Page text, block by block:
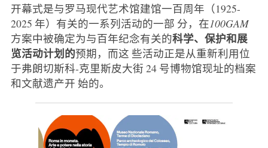
开幕式是与罗马现代艺术馆建馆一百周年（1925-
2025 年）有关的一系列活动的一部 分，在100GAM
方案中被确定为与百年纪念有关的科学、保护和展
览活动计划的预期，而这 些活动正是从重新利用位
于弗朗切斯科-克里斯皮大街 24 号博物馆现址的档案
和文献遗产开 始的。